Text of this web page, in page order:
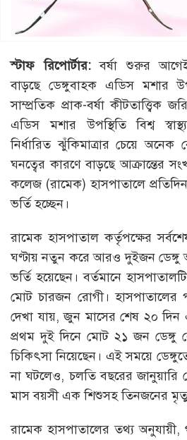
স্টাফ রিপোর্টার:বর্ষা শুরুর আগেই
বাড়ছে ডেঙ্গুবাহক এডিস মশার
সাম্প্রতিক প্রাক-বর্ষা কীটতাত্ত্বিক
এডিস মশার উপস্থিতি বিশ্ব
নির্ধারিত ঝুঁকিমাত্রার চেয়ে
ঘনত্বের কারণে বাড়ছে আক্রান্তের
কলেজ (রামেক) হাসপাতালে
ভর্তি হচ্ছেন।
রামেক হাসপাতাল কর্তৃপক্ষের
ঘণ্টায় নতুন করে আরও দুইজন ডেঙ্গু
ভর্তি হয়েছেন। বর্তমানে
মোট চারজন রোগী। হাসপাতালের
দেখা যায়, জুন মাসের শেষ ২০
প্রথম দুই দিনে মোট ২১ জন ডেঙ্গু
চিকিৎসা নিয়েছেন। এই সময়ে
না ঘটলেও, চলতি বছরের জানুয়ারি
মাস বয়সী এক শিশুসহ তিনজনের
রামেক হাসপাতালের তথ্য